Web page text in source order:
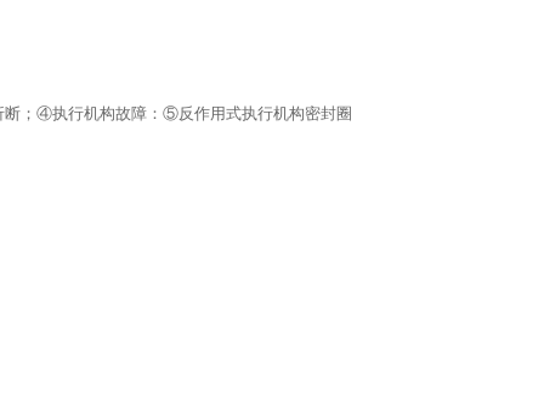
；④执行机构故障：⑤反作用式执行机构密封圈